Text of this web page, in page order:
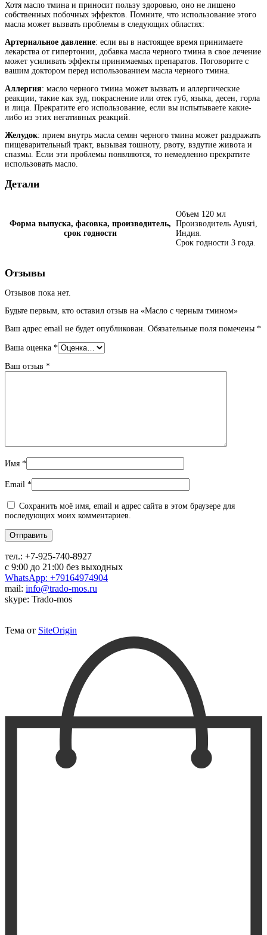
Хотя масло тмина и приносит пользу здоровью, оно не лишено
собственных побочных эффектов. Помните, что использование этого
масла может вызвать проблемы в следующих областях:
Артериальное давление: если вы в настоящее время принимаете
лекарства от гипертонии, добавка масла черного тмина в свое лечение
может усиливать эффекты принимаемых препаратов. Поговорите с
вашим доктором перед использованием масла черного тмина.
Аллергия: масло черного тмина может вызвать и аллергические
реакции, такие как зуд, покраснение или отек губ, языка, десен, горла
и лица. Прекратите его использование, если вы испытываете какие-
либо из этих негативных реакций.
Желудок: прием внутрь масла семян черного тмина может раздражать
пищеварительный тракт, вызывая тошноту, рвоту, вздутие живота и
спазмы. Если эти проблемы появляются, то немедленно прекратите
использовать масло.
Детали
Форма выпуска, фасовка, производитель,
срок годности
Объем 120 мл
Производитель Ayusri,
Индия.
Срок годности 3 года.
Отзывы
Отзывов пока нет.
Будьте первым, кто оставил отзыв на «Масло с черным тмином»
Ваш адрес email не будет опубликован. Обязательные поля помечены *
Ваша оценка *
Ваш отзыв *
Имя *
Email *
Сохранить моё имя, email и адрес сайта в этом браузере для
последующих моих комментариев.
тел.: +7-925-740-8927
с 9:00 до 21:00 без выходных
WhatsApp: +79164974904
mail: info@trado-mos.ru
skype: Trado-mos
Тема от SiteOrigin